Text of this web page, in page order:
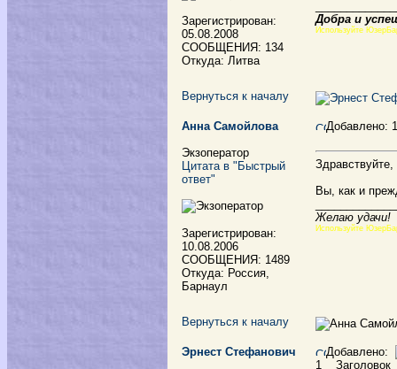
Зарегистрирован:
05.08.2008
СООБЩЕНИЯ: 134
Откуда: Литва
Добра и
Используйте
Вернуться к началу
Анна Самойлова
Экзоператор
Цитата в "Быстрый
ответ"
Зарегистрирован:
10.08.2006
СООБЩЕНИЯ: 1489
Откуда: Россия,
Барнаул
Добавлено: 1
Вы, как и
Желаю удачи!
Используйте
Вернуться к началу
Эрнест Стефанович
Добавлено:
1
Заголовок